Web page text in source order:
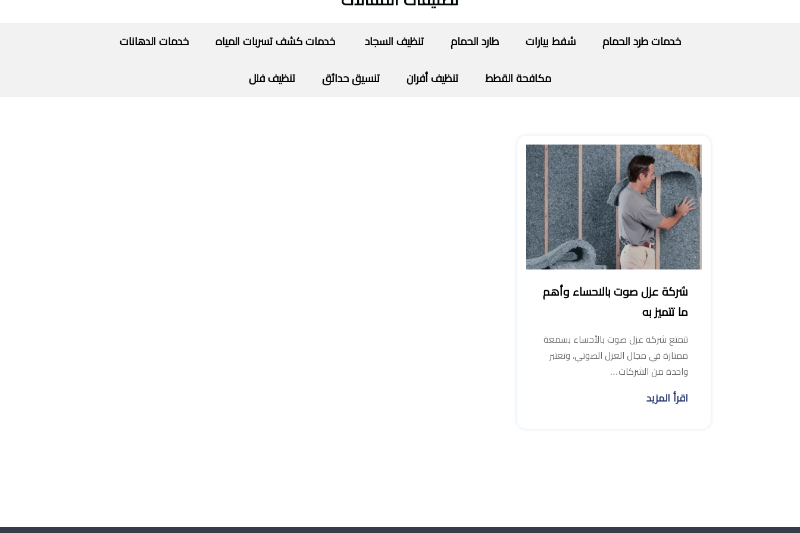
خدمات طرد الحمام شفط بيارات طارد الحمام تنظيف السجاد خدمات كشف تسربات المياه خدمات الدهانات
مكافحة القطط تنظيف أفران تنسيق حدائق تنظيف فلل
شركة عزل صوت بالاحساء وأهم
ما تتميز به
تتمتع شركة عزل صوت بالأحساء بسمعة
ممتازة في مجال العزل الصوتي، وتعتبر
واحدة من الشركات…
اقرأ المزيد